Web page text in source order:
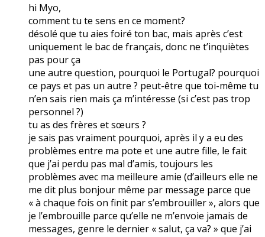
hi Myo,
comment tu te sens en ce moment?
désolé que tu aies foiré ton bac, mais après c’est
uniquement le bac de français, donc ne t’inquiètes
pas pour ça
une autre question, pourquoi le Portugal? pourquoi
ce pays et pas un autre ? peut-être que toi-même tu
n’en sais rien mais ça m’intéresse (si c’est pas trop
personnel ?)
tu as des frères et sœurs ?
je sais pas vraiment pourquoi, après il y a eu des
problèmes entre ma pote et une autre fille, le fait
que j’ai perdu pas mal d’amis, toujours les
problèmes avec ma meilleure amie (d’ailleurs elle ne
me dit plus bonjour même par message parce que
« à chaque fois on finit par s’embrouiller », alors que
je l’embrouille parce qu’elle ne m’envoie jamais de
messages, genre le dernier « salut, ça va? » que j’ai